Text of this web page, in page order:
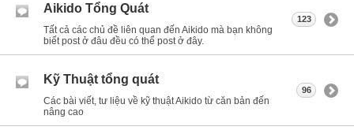
Aikido Tổng Quát
Tất cả các chủ đề liên quan đến Aikido mà bạn không
biết post ở đâu đều có thể post ở đây.
123
Kỹ Thuật tổng quát
Các bài viết, tư liệu về kỹ thuật Aikido từ căn bản đến
nâng cao
96